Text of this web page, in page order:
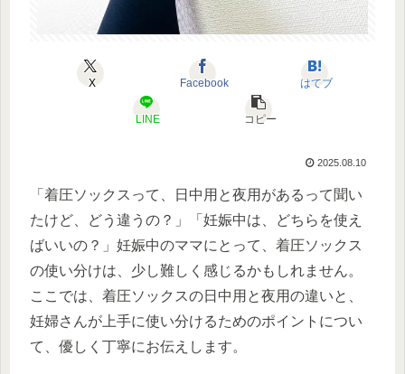
X Facebook はてブ
LINE コピー
2025.08.10
「着圧ソックスって、日中用と夜用があるって聞い
たけど、どう違うの？」「妊娠中は、どちらを使え
ばいいの？」妊娠中のママにとって、着圧ソックス
の使い分けは、少し難しく感じるかもしれません。
ここでは、着圧ソックスの日中用と夜用の違いと、
妊婦さんが上手に使い分けるためのポイントについ
て、優しく丁寧にお伝えします。